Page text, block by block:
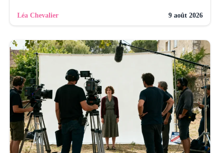
Léa Chevalier 9 août 2026